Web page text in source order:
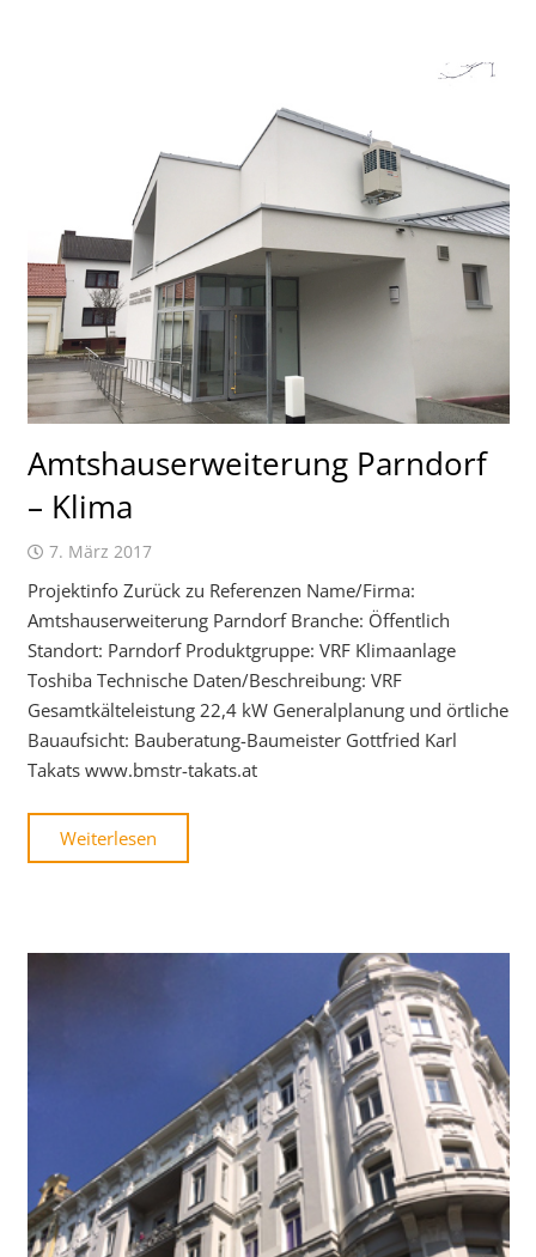
Amtshauserweiterung Parndorf
– Klima
7. März 2017
Projektinfo Zurück zu Referenzen Name/Firma:
Amtshauserweiterung Parndorf Branche: Öffentlich
Standort: Parndorf Produktgruppe: VRF Klimaanlage
Toshiba Technische Daten/Beschreibung: VRF
Gesamtkälteleistung 22,4 kW Generalplanung und örtliche
Bauaufsicht: Bauberatung-Baumeister Gottfried Karl
Takats www.bmstr-takats.at
Weiterlesen